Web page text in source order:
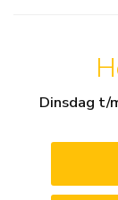
Dinsdag t/